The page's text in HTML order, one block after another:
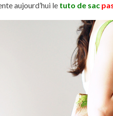
aujourd’hui le tuto de sac